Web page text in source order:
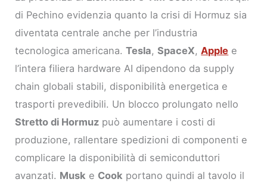
di Pechino evidenzia quanto la crisi di Hormuz sia
diventata centrale anche per l’industria
tecnologica americana.Tesla,SpaceX,Apple e
l’intera filiera hardware AI dipendono da supply
chain globali stabili, disponibilità energetica e
trasporti prevedibili. Un blocco prolungato nello
Stretto di Hormuz può aumentare i costi di
produzione, rallentare spedizioni di componenti e
complicare la disponibilità di semiconduttori
avanzati. Musk e Cook portano quindi al tavolo il